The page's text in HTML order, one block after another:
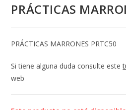
PRÁCTICAS
PRÁCTICAS MARRONES PRTC50
Si tiene alguna duda consulte este
web